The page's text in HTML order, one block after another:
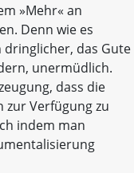
»Mehr« an
Denn wie es
dringlicher, das Gute
unermüdlich.
dass die
zur Verfügung zu
indem man